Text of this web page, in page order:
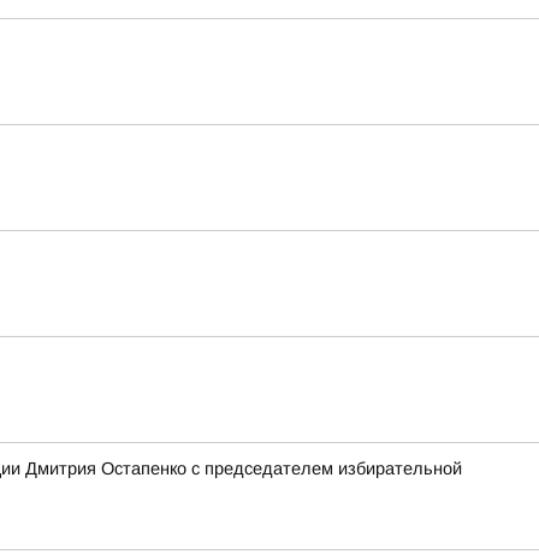
Дмитрия Остапенко с председателем избирательной